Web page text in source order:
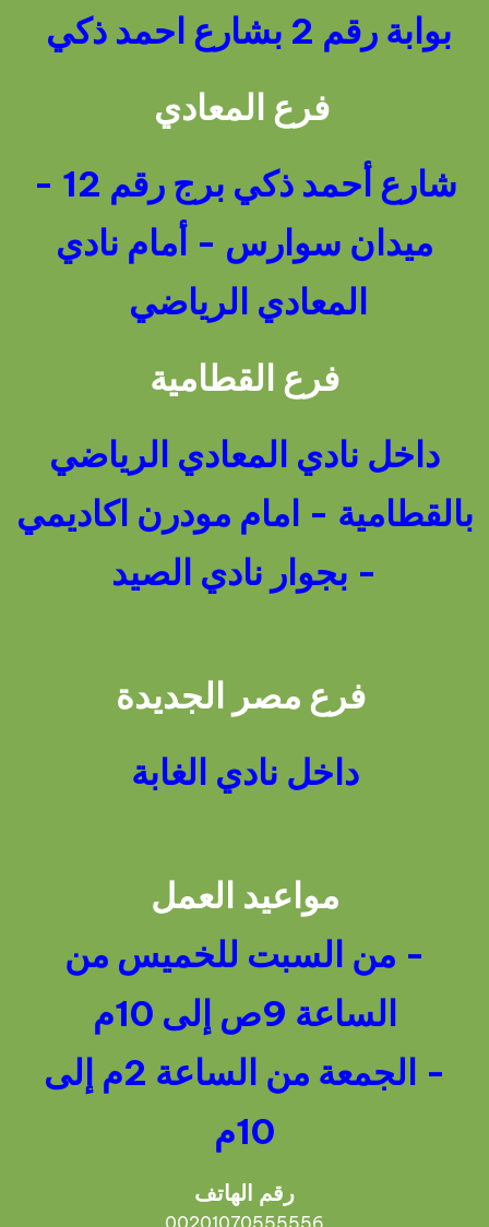
بوابة رقم 2 بشارع احمد ذكي
فرع المعادي
شارع أحمد ذكي برج رقم 12 -
ميدان سوارس - أمام نادي
المعادي الرياضي
فرع القطامية
داخل نادي المعادي الرياضي
بالقطامية - امام مودرن اكاديمي
- بجوار نادي الصيد
فرع مصر الجديدة
داخل نادي الغابة
مواعيد العمل
- من السبت للخميس من
الساعة 9ص إلى 10م
- الجمعة من الساعة 2م إلى
10م
رقم الهاتف
00201070555556